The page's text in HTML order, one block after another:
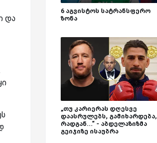
და
6 აგვისტოს სატრანსფერო
ზონა
„თუ კარიერას დღესვე
დაასრულებს, გამიხარდება,
რადგან...“ - აბდელაზიზმა
გეიჯიზე ისაუბრა